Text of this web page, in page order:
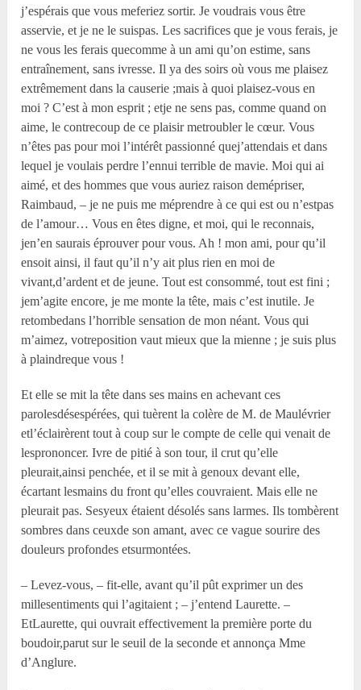
j’espérais que vous meferiez sortir. Je voudrais vous être
asservie, et je ne le suispas. Les sacrifices que je vous ferais, je
ne vous les ferais quecomme à un ami qu’on estime, sans
entraînement, sans ivresse. Il ya des soirs où vous me plaisez
extrêmement dans la causerie ;mais à quoi plaisez-vous en
moi ? C’est à mon esprit ; etje ne sens pas, comme quand on
aime, le contrecoup de ce plaisir metroubler le cœur. Vous
n’êtes pas pour moi l’intérêt passionné quej’attendais et dans
lequel je voulais perdre l’ennui terrible de mavie. Moi qui ai
aimé, et des hommes que vous auriez raison demépriser,
Raimbaud, – je ne puis me méprendre à ce qui est ou n’estpas
de l’amour… Vous en êtes digne, et moi, qui le reconnais,
jen’en saurais éprouver pour vous. Ah ! mon ami, pour qu’il
ensoit ainsi, il faut qu’il n’y ait plus rien en moi de
vivant,d’ardent et de jeune. Tout est consommé, tout est fini ;
jem’agite encore, je me monte la tête, mais c’est inutile. Je
retombedans l’horrible sensation de mon néant. Vous qui
m’aimez, votreposition vaut mieux que la mienne ; je suis plus
à plaindreque vous !
Et elle se mit la tête dans ses mains en achevant ces
parolesdésespérées, qui tuèrent la colère de M. de Maulévrier
etl’éclairèrent tout à coup sur le compte de celle qui venait de
lesprononcer. Ivre de pitié à son tour, il crut qu’elle
pleurait,ainsi penchée, et il se mit à genoux devant elle,
écartant lesmains du front qu’elles couvraient. Mais elle ne
pleurait pas. Sesyeux étaient désolés sans larmes. Ils tombèrent
sombres dans ceuxde son amant, avec ce vague sourire des
douleurs profondes etsurmontées.
– Levez-vous, – fit-elle, avant qu’il pût exprimer un des
millesentiments qui l’agitaient ; – j’entend Laurette. –
EtLaurette, qui ouvrait effectivement la première porte du
boudoir,parut sur le seuil de la seconde et annonça Mme
d’Anglure.